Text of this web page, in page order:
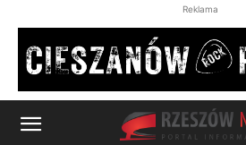
Reklama